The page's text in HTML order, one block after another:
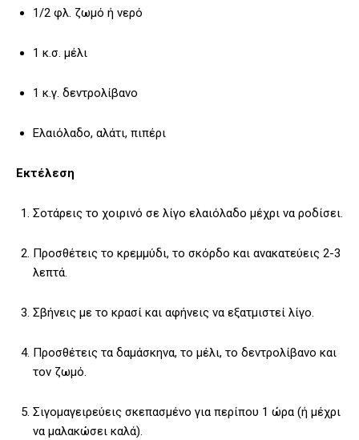
1/2 φλ. ζωμό ή νερό
1 κ.σ. μέλι
1 κ.γ. δεντρολίβανο
Ελαιόλαδο, αλάτι, πιπέρι
Εκτέλεση
Σοτάρεις το χοιρινό σε λίγο ελαιόλαδο μέχρι να ροδίσει.
Προσθέτεις το κρεμμύδι, το σκόρδο και ανακατεύεις 2-3
λεπτά.
Σβήνεις με το κρασί και αφήνεις να εξατμιστεί λίγο.
Προσθέτεις τα δαμάσκηνα, το μέλι, το δεντρολίβανο και
τον ζωμό.
Σιγομαγειρεύεις σκεπασμένο για περίπου 1 ώρα (ή μέχρι
να μαλακώσει καλά).